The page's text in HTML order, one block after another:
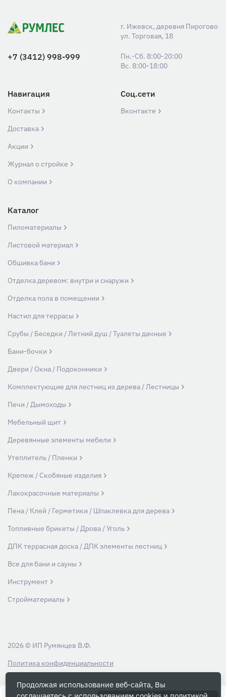
г. Ижевск, деревня Пирогово
ул. Торговая, 18
+7 (3412) 998-999
Пн.-Сб. 8:00-20:00
Вс. 8:00-18:00
Навигация
Контакты
Доставка
Акции
Журнал о стройке
О компании
Соц.сети
Вконтакте
Каталог
Пиломатериалы
Листовой материал
Обшивка бани
Отделка деревом: внутри и снаружи
Отделка пола в помещении
Настил для террасы
Срубы / Беседки / Летний душ / Туалеты дачные
Бани-бочки
Двери / Окна / Подоконники
Комплектующие для лестниц из дерева / Лестницы
Печи / Дымоходы
Мебельный щит
Деревянные элементы мебели
Утеплитель / Пленки
Крепеж / Скобяные изделия
Лакокрасочные материалы
Пена / Клей / Герметики / Шпаклевка для дерева
Топливные брикеты / Дрова / Уголь
ДПК террасная доска / ДПК элементы лестниц
Все для бани и сауны
Инструмент
Стройматериалы
Вся информация на данном сайте носит ознакомительный характер и ни
Политика конфиденциальности
2026 © ИП Румянцев В.Ф.
Продолжая использование веб-сайта, Вы